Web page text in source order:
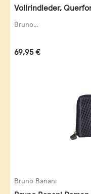
Vollrindleder,
Bruno...
Regulärer Preis:
69,95 €
Bruno Banani